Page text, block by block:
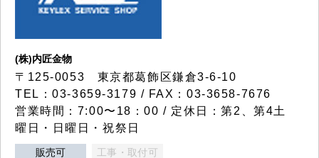
(株)内匠金物
〒125-0053 東京都葛飾区鎌倉3-6-10
TEL：03-3659-3179 / FAX：03-3658-7676
営業時間：7:00〜18：00 / 定休日：第2、第4土
曜日・日曜日・祝祭日
販売可 工事・取付可